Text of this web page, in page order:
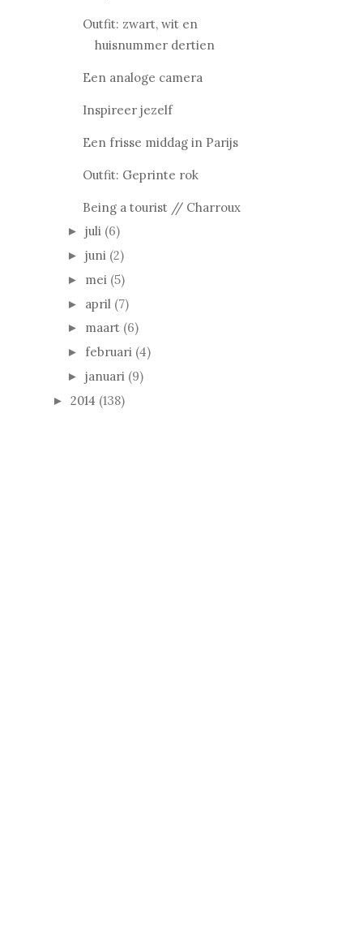
Outfit: zwart, wit en
huisnummer dertien
Een analoge camera
Inspireer jezelf
Een frisse middag in Parijs
Outfit: Geprinte rok
Being a tourist // Charroux
► juli (6)
► juni (2)
► mei (5)
► april (7)
► maart (6)
► februari (4)
► januari (9)
► 2014 (138)